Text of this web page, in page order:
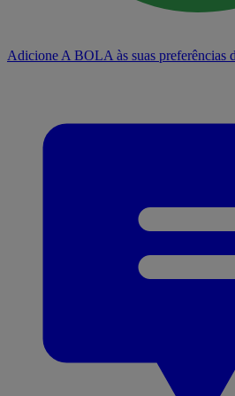
Adicione A BOLA às suas preferências